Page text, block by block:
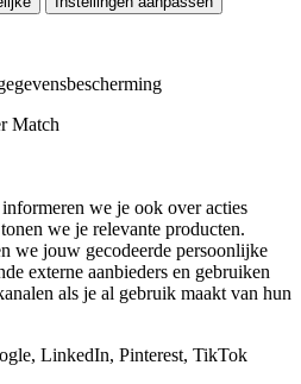
Match
we je ook over acties
we je relevante producten.
we jouw gecodeerde persoonlijke
externe aanbieders en gebruiken
als je al gebruik maakt van hun
LinkedIn, Pinterest, TikTok